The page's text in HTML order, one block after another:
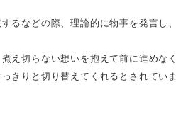
るなどの際、理論的に物事を発言し、
え切らない想いを抱えて前に進めなく
きりと切り替えてくれるとされていま